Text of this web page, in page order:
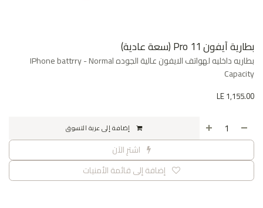
بطارية آيفون 11 Pro (سعة عادية)
بطاريه داخليه لهواتف الايفون عالية الجوده IPhone battrry - Normal
Capacity
1,155.00
إضافة إلى قائمة الأمنيات